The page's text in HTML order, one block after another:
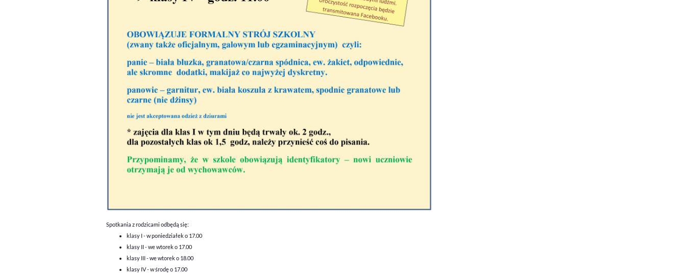
Spotkania z rodzicami odbędą się:
klasy I - w poniedziałek o 17.00
klasy II - we wtorek o 17.00
klasy III - we wtorek o 18.00
klasy IV - w środę o 17.00